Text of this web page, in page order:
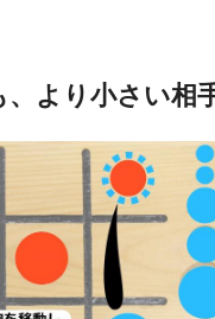
より小さい相